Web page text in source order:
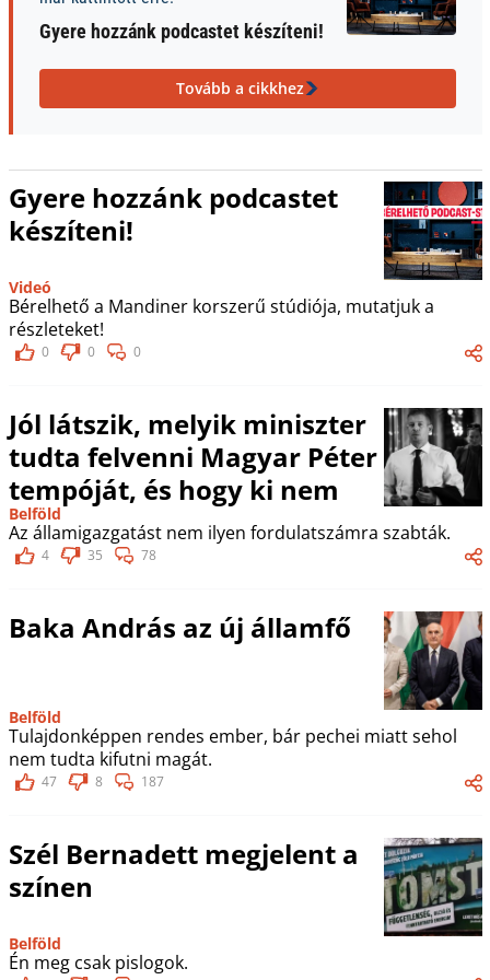
Gyere hozzánk podcastet készíteni!
Tovább a cikkhez
Gyere hozzánk podcastet
készíteni!
Videó
Bérelhető a Mandiner korszerű stúdiója, mutatjuk a
részleteket!
0 0 0
Jól látszik, melyik miniszter
tudta felvenni Magyar Péter
tempóját, és hogy ki nem
Belföld
Az államigazgatást nem ilyen fordulatszámra szabták.
4 35 78
Baka András az új államfő
Belföld
Tulajdonképpen rendes ember, bár pechei miatt sehol
nem tudta kifutni magát.
47 8 187
Szél Bernadett megjelent a
színen
Belföld
Én meg csak pislogok.